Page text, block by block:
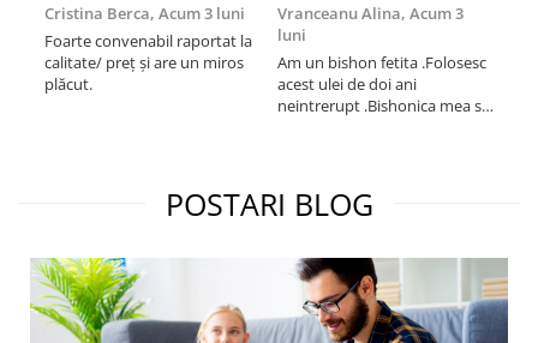
Cristina Berca, Acum 3 luni
Foarte convenabil raportat la
calitate/ preț și are un miros
plăcut.
Vranceanu Alina, Acum 3
luni
Am un bishon fetita .Folosesc
acest ulei de doi ani
neintrerupt .Bishonica mea se
treia comanda recomand cu
mult drag !
POSTARI BLOG